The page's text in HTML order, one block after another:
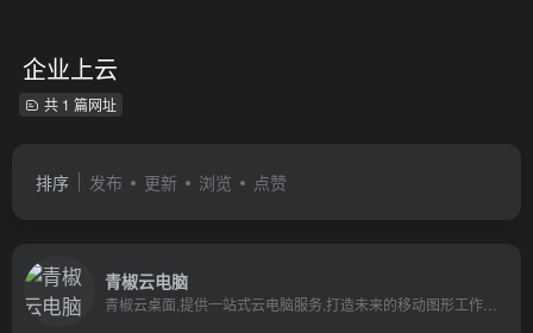
企业上云
共 1 篇网址
排序 发布 更新 浏览 点赞
青椒云电脑